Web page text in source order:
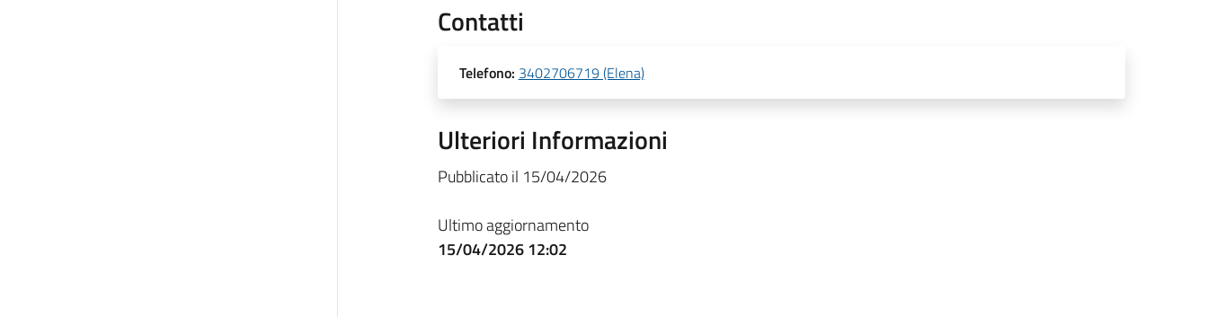
Contatti
Telefono: 3402706719 (Elena)
Ulteriori Informazioni
Pubblicato il 15/04/2026
Ultimo aggiornamento
15/04/2026 12:02